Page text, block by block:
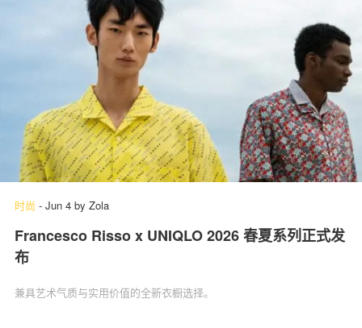
时尚 - Jun 4 by Zola
Francesco Risso x UNIQLO 2026 春夏系列正式发
布
兼具艺术气质与实用价值的全新衣橱选择。